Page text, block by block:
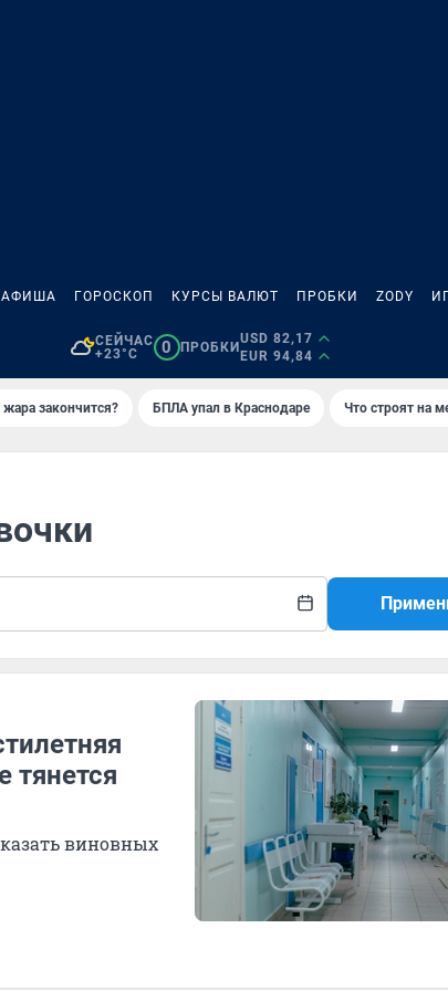
АФИША ГОРОСКОП КУРСЫ ВАЛЮТ ПРОБКИ ZODY
СЕЙЧАС
+23°C
0 ПРОБКИ
USD 82,17
EUR 94,84
жара закончится? БПЛА упал в Краснодаре Что строят на
тянется
виновных